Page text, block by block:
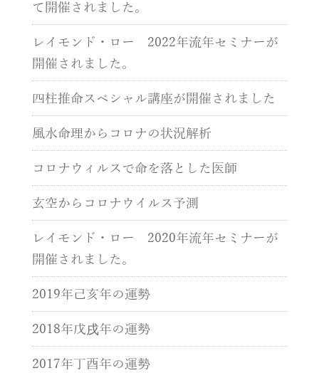
て開催されました。
レイモンド・ロー 2022年流年セミナーが
開催されました。
四柱推命スペシャル講座が開催されました
風水命理からコロナの状況解析
コロナウィルスで命を落とした医師
玄空からコロナウイルス予測
レイモンド・ロー 2020年流年セミナーが
開催されました。
2019年己亥年の運勢
2018年戊戌年の運勢
2017年丁酉年の運勢